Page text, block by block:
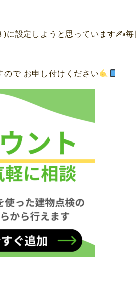
)に設定しようと思っています✍毎
で お申し付けください